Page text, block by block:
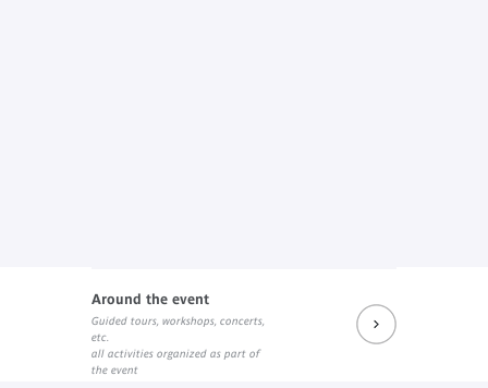
Around the event
Guided tours, workshops, concerts,
etc.
all activities organized as part of
the event